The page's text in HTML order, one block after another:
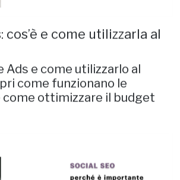
cos’è e come utilizzarla al
Ads e come utilizzarlo al
come funzionano le
come ottimizzare il budget